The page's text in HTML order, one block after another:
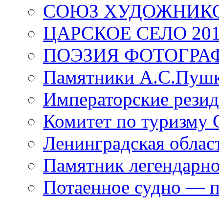
СОЮЗ
ЦАРСКОЕ СЕЛО
ПОЭЗИЯ
Памятники
Императорские
Комитет по туризму
Ленинградская
Памятник
Потаенное судно —